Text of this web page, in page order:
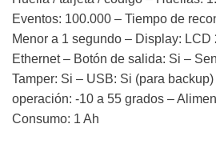
Eventos: 100.000 – Tiempo de
Menor a 1 segundo – Display: LCD
Ethernet – Botón de salida: Si –
Tamper: Si – USB: Si (para
operación: -10 a 55 grados –
Consumo: 1 Ah